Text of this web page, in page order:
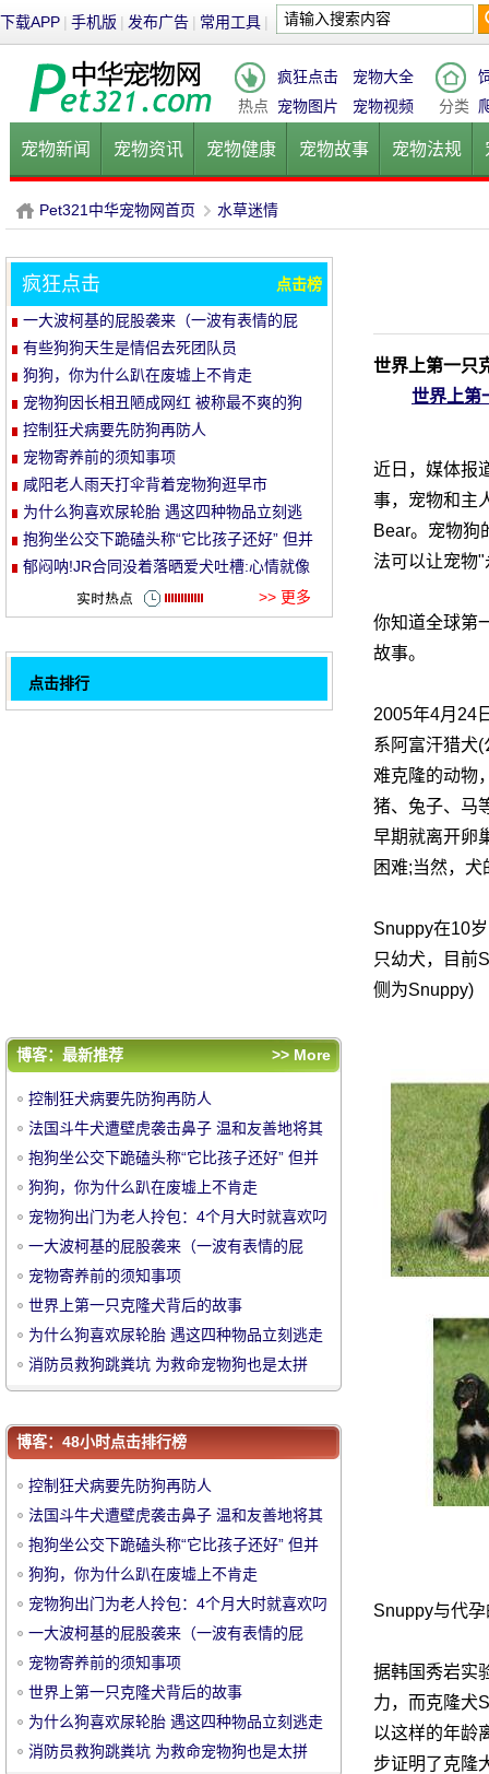
下载APP | 手机版 | 发布广告 | 常用工具 |
热点
疯狂点击
宠物大全
宠物图片
宠物视频 分类
宠物新闻 宠物资讯 宠物健康 宠物故事 宠物法规
健康饮食 宠物美容 宠物医院
P
et
中
华
宠
Pet321中华宠物网首页
›
水草迷情
世界上第一只
世界上第
近日，媒体报
事，宠物和主
Bear。宠物狗
法可以让宠物
你知道全球第
故事。
2005年4月24
系阿富汗猎犬
难克隆的动物
猪、兔子、马
早期就离开卵
困难;当然，
Snuppy在10
只幼犬，目前
侧为Snuppy)
Snuppy与代
据韩国秀岩实
力，而克隆犬
以这样的年龄
步证明了克隆
疯狂点击 点击榜
一大波柯基的屁股袭来（一波有表情的屁
股）
有些狗狗天生是情侣去死团队员
狗狗，你为什么趴在废墟上不肯走
宠物狗因长相丑陋成网红 被称最不爽的狗
控制狂犬病要先防狗再防人
宠物寄养前的须知事项
咸阳老人雨天打伞背着宠物狗逛早市
为什么狗喜欢尿轮胎 遇这四种物品立刻逃
走
抱狗坐公交下跪磕头称“它比孩子还好” 但并
没得到乘客谅解
郁闷呐!JR合同没着落晒爱犬吐槽:心情就像
>> 更多
点击排行
评论排行
没得到乘客谅解
狗狗，你为什么趴在废墟上不肯走
宠物狗出门为老人拎包：4个月大时就喜欢叼
瓶子
一大波柯基的屁股袭来（一波有表情的屁
股）
宠物寄养前的须知事项
世界上第一只克隆犬背后的故事
为什么狗喜欢尿轮胎 遇这四种物品立刻逃走
消防员救狗跳粪坑 为救命宠物狗也是太拼
博客：最新推荐 >> More
控制狂犬病要先防狗再防人
法国斗牛犬遭壁虎袭击鼻子 温和友善地将其
赶走
抱狗坐公交下跪磕头称“它比孩子还好” 但并
没得到乘客谅解
狗狗，你为什么趴在废墟上不肯走
宠物狗出门为老人拎包：4个月大时就喜欢叼
瓶子
一大波柯基的屁股袭来（一波有表情的屁
股）
宠物寄养前的须知事项
世界上第一只克隆犬背后的故事
为什么狗喜欢尿轮胎 遇这四种物品立刻逃走
消防员救狗跳粪坑 为救命宠物狗也是太拼
博客：48小时点击排行榜
控制狂犬病要先防狗再防人
法国斗牛犬遭壁虎袭击鼻子 温和友善地将其
赶走
抱狗坐公交下跪磕头称“它比孩子还好” 但并
没得到乘客谅解
狗狗，你为什么趴在废墟上不肯走
宠物狗出门为老人拎包：4个月大时就喜欢叼
瓶子
一大波柯基的屁股袭来（一波有表情的屁
股）
宠物寄养前的须知事项
世界上第一只克隆犬背后的故事
为什么狗喜欢尿轮胎 遇这四种物品立刻逃走
消防员救狗跳粪坑 为救命宠物狗也是太拼